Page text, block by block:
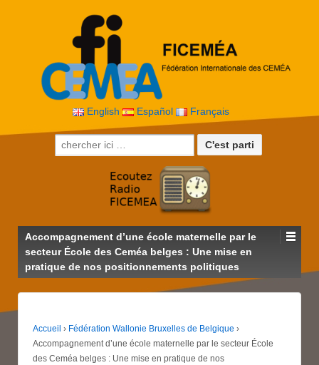
English Español Français
Recherche pour:
Accompagnement d’une école maternelle par le
secteur École des Ceméa belges : Une mise en
pratique de nos positionnements politiques
Accueil › Fédération Wallonie Bruxelles de Belgique ›
Accompagnement d’une école maternelle par le secteur École
des Ceméa belges : Une mise en pratique de nos